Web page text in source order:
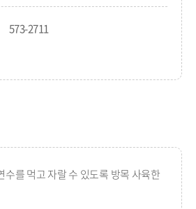
573-2711
를 먹고 자랄 수 있도록 방목 사육한